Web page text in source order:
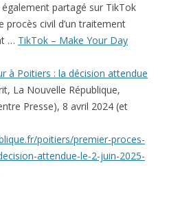
partagé sur TikTok
procès civil d’un traitement
… TikTok – Make Your Day
à Poitiers : la décision attendue
La Nouvelle République,
Presse), 8 avril 2024 (et
poitiers/premier-proces-
attendue-le-2-juin-2025-